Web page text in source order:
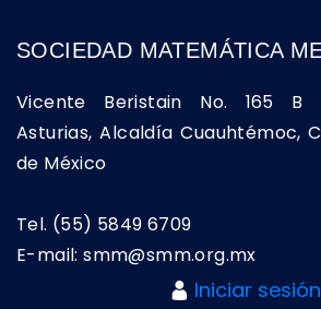
SOCIEDAD MATEMÁTICA
Vicente Beristain No. 165 B
Asturias, Alcaldía Cuauhtémoc,
de México
Tel. (55) 5849 6709
E-mail: smm@smm.org.mx
Iniciar sesión